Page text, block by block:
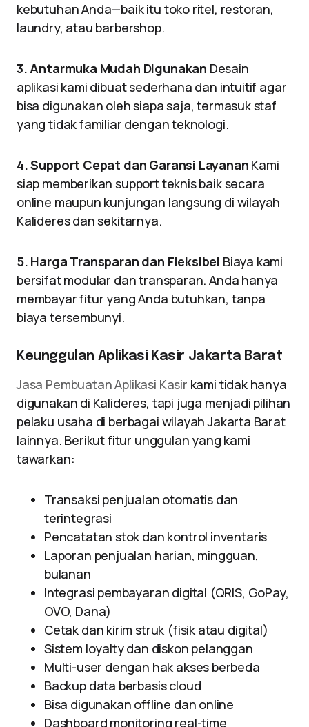
kebutuhan Anda—baik itu toko ritel, restoran,
laundry, atau barbershop.
3. Antarmuka Mudah Digunakan Desain
aplikasi kami dibuat sederhana dan intuitif agar
bisa digunakan oleh siapa saja, termasuk staf
yang tidak familiar dengan teknologi.
4. Support Cepat dan Garansi Layanan Kami
siap memberikan support teknis baik secara
online maupun kunjungan langsung di wilayah
Kalideres dan sekitarnya.
5. Harga Transparan dan Fleksibel Biaya kami
bersifat modular dan transparan. Anda hanya
membayar fitur yang Anda butuhkan, tanpa
biaya tersembunyi.
Keunggulan Aplikasi Kasir Jakarta Barat
Jasa Pembuatan Aplikasi Kasir kami tidak hanya
digunakan di Kalideres, tapi juga menjadi pilihan
pelaku usaha di berbagai wilayah Jakarta Barat
lainnya. Berikut fitur unggulan yang kami
tawarkan:
Transaksi penjualan otomatis dan
terintegrasi
Pencatatan stok dan kontrol inventaris
Laporan penjualan harian, mingguan,
bulanan
Integrasi pembayaran digital (QRIS, GoPay,
OVO, Dana)
Cetak dan kirim struk (fisik atau digital)
Sistem loyalty dan diskon pelanggan
Multi-user dengan hak akses berbeda
Backup data berbasis cloud
Bisa digunakan offline dan online
Dashboard monitoring real-time